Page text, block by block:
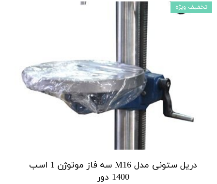
دریل ستونی مدل M16 سه فاز موتوژن 1 اسب
1400 دور
تخفیف ویژه